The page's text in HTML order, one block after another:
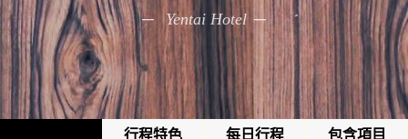
Yentai Hotel
行程特色 每日行程 包含項目